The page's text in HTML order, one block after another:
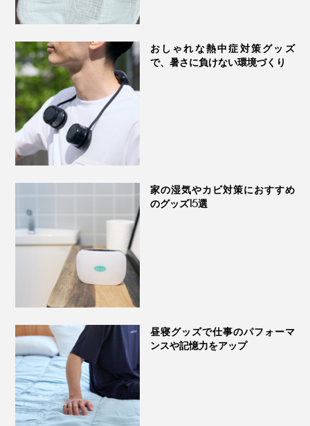
おしゃれな熱中症対策グッズ
で、暑さに負けない環境づくり
家の湿気やカビ対策におすすめ
のグッズ15選
昼寝グッズで仕事のパフォーマ
ンスや記憶力をアップ